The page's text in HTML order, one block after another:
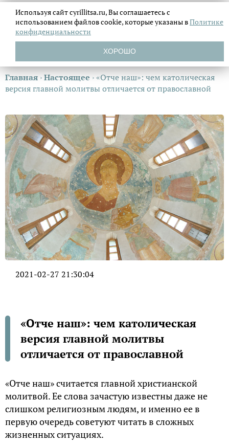
Главная ›Настоящее ›«Отче наш»: чем католическая
версия главной молитвы отличается от православной
2021-02-27 21:30:04
«Отче наш»: чем католическая
версия главной молитвы
отличается от православной
«Отче наш» считается главной христианской
молитвой. Ее слова зачастую известны даже не
слишком религиозным людям, и именно ее в
первую очередь советуют читать в сложных
жизненных ситуациях.
Используя сайт cyrillitsa.ru, Вы соглашаетесь с
использованием файловcookie, которые указаны вПолитике
конфиденциальности
ХОРОШО